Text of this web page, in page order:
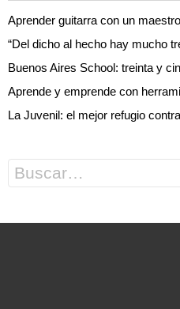
Aprender guitarra con un
“Del dicho al hecho hay mucho
Buenos Aires School: treinta y
Aprende y emprende con
La Juvenil: el mejor refugio
for: